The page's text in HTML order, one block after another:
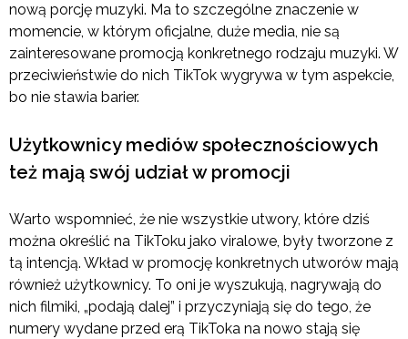
nową porcję muzyki. Ma to szczególne znaczenie w
momencie, w którym oficjalne, duże media, nie są
zainteresowane promocją konkretnego rodzaju muzyki. W
przeciwieństwie do nich TikTok wygrywa w tym aspekcie,
bo nie stawia barier.
Użytkownicy mediów społecznościowych
też mają swój udział w promocji
Warto wspomnieć, że nie wszystkie utwory, które dziś
można określić na TikToku jako viralowe, były tworzone z
tą intencją. Wkład w promocję konkretnych utworów mają
również użytkownicy. To oni je wyszukują, nagrywają do
nich filmiki, „podają dalej” i przyczyniają się do tego, że
numery wydane przed erą TikToka na nowo stają się